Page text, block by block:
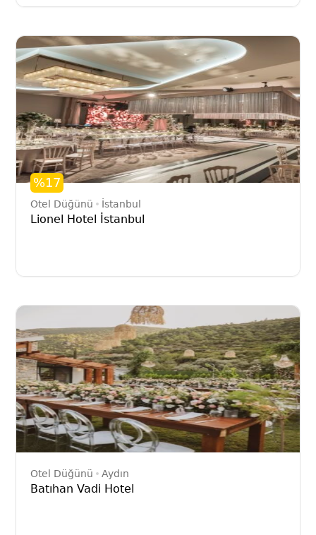
%17
Otel Düğünü İstanbul
Lionel Hotel İstanbul
Otel Düğünü Aydın
Batıhan Vadi Hotel